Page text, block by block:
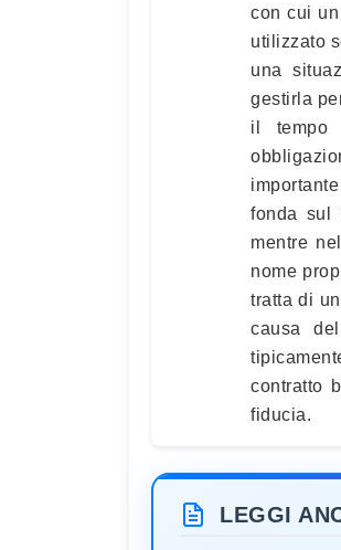
con cui
utilizzato
una
gestirla
il tempo
fonda sul
mentre
nome
tratta di
causa
contratto
fiducia.
LEGGI